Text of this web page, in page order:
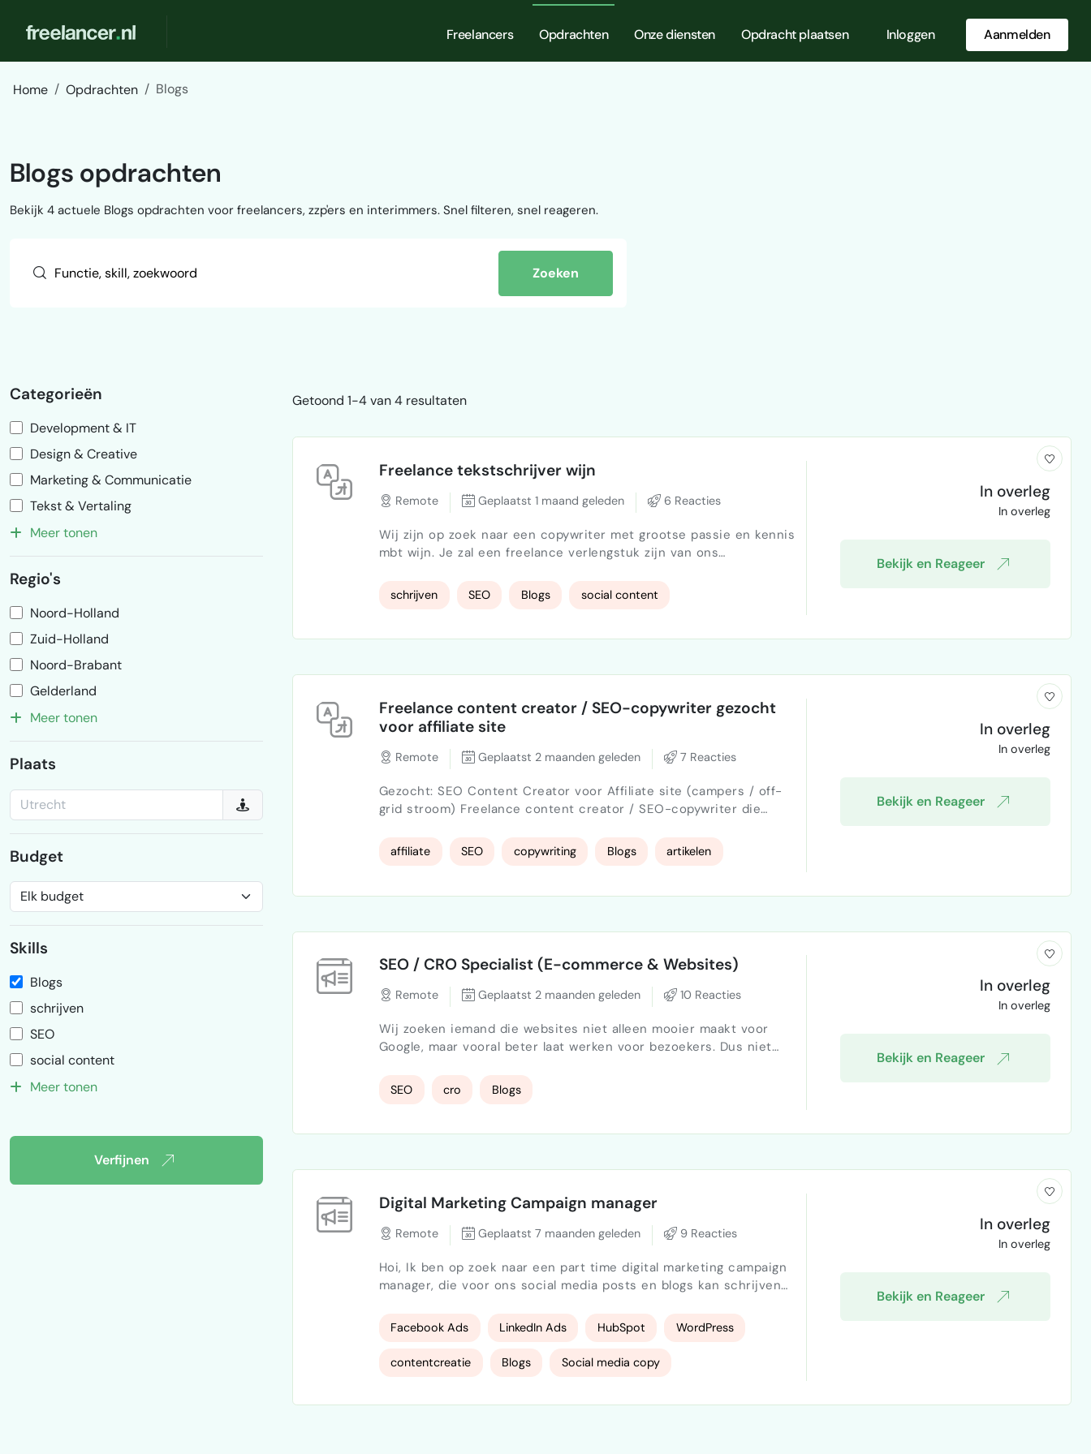
Freelancers Opdrachten Onze diensten Opdracht plaatsen Inloggen Aanmelden
Home Opdrachten Blogs
Blogs opdrachten
Bekijk 4 actuele Blogs opdrachten voor freelancers, zzp'ers en interimmers. Snel filteren, snel reageren.
Zoeken
Categorieën
Development & IT
Design & Creative
Marketing & Communicatie
Tekst & Vertaling
Meer tonen
Regio's
Noord-Holland
Zuid-Holland
Noord-Brabant
Gelderland
Meer tonen
Plaats
Budget
Skills
Blogs
schrijven
SEO
social content
Meer tonen
Verfijnen
Getoond 1-4 van 4 resultaten
Freelance tekstschrijver wijn
Remote Geplaatst 1 maand geleden 6 Reacties
Wij zijn op zoek naar een copywriter met grootse passie en kennis
mbt wijn. Je zal een freelance verlengstuk zijn van ons
wijnhandel écht sterk op de kaart zetten.
schrijven SEO Blogs social content
In overleg
In overleg
Bekijk en Reageer
Freelance content creator / SEO-copywriter gezocht
voor affiliate site
Remote Geplaatst 2 maanden geleden 7 Reacties
Gezocht: SEO Content Creator voor Affiliate site (campers / off-
grid stroom) Freelance content creator / SEO-copywriter die
verbeteren. De site richt zich op praktische uitleg over off-grid
stroom voor campers, buscampers, tiny houses en thuis off-grid
omvormers Vi…
affiliate SEO copywriting Blogs artikelen
In overleg
In overleg
Bekijk en Reageer
SEO / CRO Specialist (E-commerce & Websites)
Remote Geplaatst 2 maanden geleden 10 Reacties
Wij zoeken iemand die websites niet alleen mooier maakt voor
Google, maar vooral beter laat werken voor bezoekers. Dus niet
iemand die kritisch kijkt naar: structuur gebruiksvriendelijkheid
aa…
SEO cro Blogs
In overleg
In overleg
Bekijk en Reageer
Digital Marketing Campaign manager
Remote Geplaatst 7 maanden geleden 9 Reacties
Hoi, Ik ben op zoek naar een part time digital marketing campaign
manager, die voor ons social media posts en blogs kan schrijven
verkopen in Nederland een online triage oplossing die door
patienten gebruikt kan worden om sneller met hun zorgvraag
geholpen te worden. We gebruiken Linkedin, Facebook en onze
website (Wordpress) en hebben H…
Facebook Ads LinkedIn Ads HubSpot WordPress
contentcreatie Blogs Social media copy
In overleg
In overleg
Bekijk en Reageer